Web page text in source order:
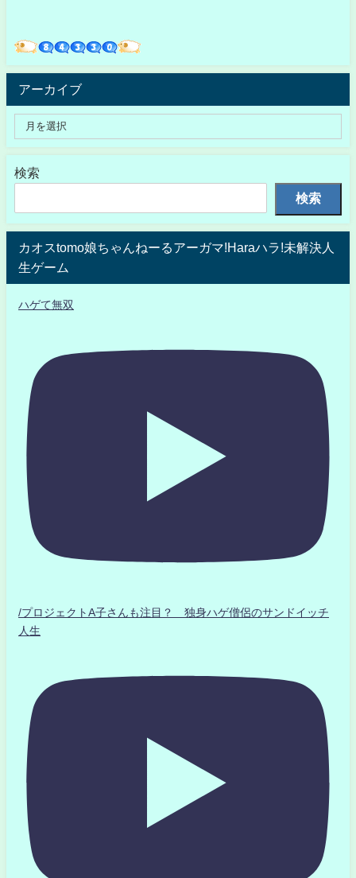
アーカイブ
検索
検索
カオスtomo娘ちゃんねーるアーガマ!Haraハラ!未解決人
生ゲーム
ハゲて無双
/プロジェクトA子さんも注目？ 独身ハゲ僧侶のサンドイッチ
人生